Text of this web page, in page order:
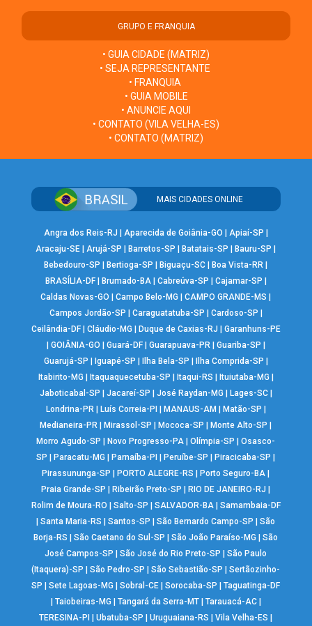
GRUPO E FRANQUIA
• GUIA CIDADE (MATRIZ)
• SEJA REPRESENTANTE
• FRANQUIA
• GUIA MOBILE
• ANUNCIE AQUI
• CONTATO (VILA VELHA-ES)
• CONTATO (MATRIZ)
MAIS CIDADES ONLINE
Angra dos Reis-RJ Aparecida de Goiânia-GO Apiaí-SP
Aracaju-SE |Arujá-SP Barretos-SP Batatais-SP Bauru-SP
Bebedouro-SP
Bertioga-SP Biguaçu-SC Boa Vista-RR
BRASÍLIA-DF| Brumado-BA| Cabreúva-SP Cajamar-SP
Caldas Novas-GO
|Campo Belo-MG |CAMPO GRANDE-MS
Campos Jordão-SP
Caraguatatuba-SP Cardoso-SP
Ceilândia-DF| Cláudio-MG Duque de Caxias-RJ
Garanhuns-PE
GOIÂNIA-GO Guará-DF| Guarapuava-PR| Guariba-SP
Guarujá-SP
Iguapé-SP Ilha Bela-SP Ilha Comprida-SP
Itabirito-MG
Itaquaquecetuba-SP Itaqui-RS Ituiutaba-MG
Jaboticabal-SP
Jacareí-SP José Raydan-MG Lages-SC|
Londrina-PR| Luís Correia-PI MANAUS-AM Matão-SP
Medianeira-PR
Mirassol-SP Mococa-SP Monte Alto-SP
Morro Agudo-SP
Novo Progresso-PA |Olímpia-SP |Osasco-
SP
Paracatu-MG Parnaíba-PI Peruíbe-SP Piracicaba-SP
Pirassununga-SP
PORTO ALEGRE-RS Porto Seguro-BA
Praia Grande-SP
Ribeirão Preto-SP RIO DE JANEIRO-RJ
Rolim de Moura-RO
Salto-SP SALVADOR-BA| Samambaia-DF
|Santa Maria-RS |Santos-SP |São Bernardo Campo-SP |São
Borja-RS
|São Caetano do Sul-SP |São João Paraíso-MG |São
José Campos-SP
|São José do Rio Preto-SP |São Paulo
(Itaquera)-SP
|São Pedro-SP |São Sebastião-SP |Sertãozinho-
SP
|Sete Lagoas-MG |Sobral-CE |Sorocaba-SP |Taguatinga-DF
Taiobeiras-MG Tangará da Serra-MT| Tarauacá-AC|
TERESINA-PI
|Ubatuba-SP |Uruguaiana-RS |Vila Velha-ES